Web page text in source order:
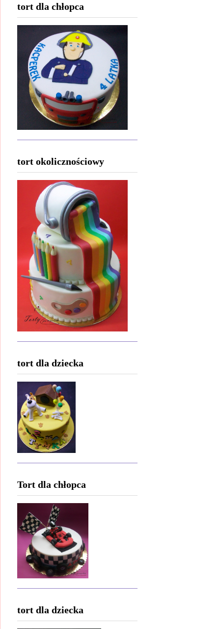
tort dla chłopca
tort okolicznościowy
tort dla dziecka
Tort dla chłopca
tort dla dziecka